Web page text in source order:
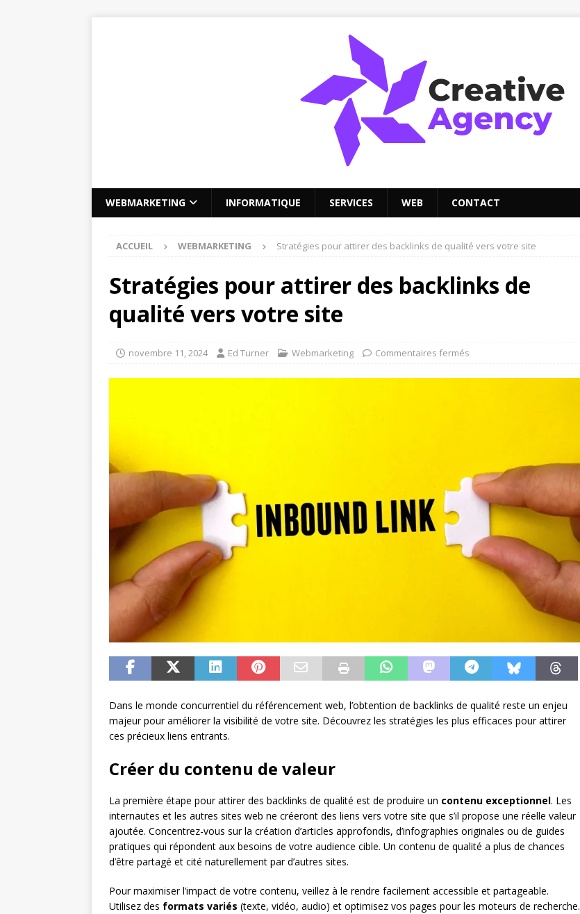
WEBMARKETING INFORMATIQUE SERVICES WEB CONTACT
ACCUEIL WEBMARKETING Stratégies pour attirer des backlinks de qualité vers votre site
Stratégies pour attirer des backlinks de
qualité vers votre site
novembre 11, 2024 Ed Turner Webmarketing Commentaires fermés
Dans le monde concurrentiel du référencement web, l’obtention de backlinks de qualité reste un enjeu
majeur pour améliorer la visibilité de votre site. Découvrez les stratégies les plus efficaces pour attirer
ces précieux liens entrants.
Créer du contenu de valeur
La première étape pour attirer des backlinks de qualité est de produire un contenu exceptionnel. Les
internautes et les autres sites web ne créeront des liens vers votre site que s’il propose une réelle valeur
ajoutée. Concentrez-vous sur la création d’articles approfondis, d’infographies originales ou de guides
pratiques qui répondent aux besoins de votre audience cible. Un contenu de qualité a plus de chances
d’être partagé et cité naturellement par d’autres sites.
Pour maximiser l’impact de votre contenu, veillez à le rendre facilement accessible et partageable.
Utilisez des formats variés (texte, vidéo, audio) et optimisez vos pages pour les moteurs de recherche.